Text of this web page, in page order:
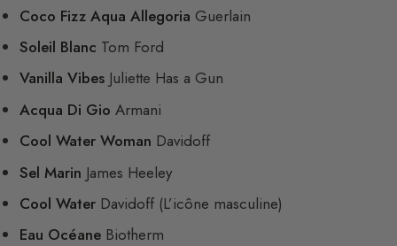
Coco Fizz Aqua Allegoria Guerlain
Soleil Blanc Tom Ford
Vanilla Vibes Juliette Has a Gun
Acqua Di Gio Armani
Cool Water Woman Davidoff
Sel Marin James Heeley
Cool Water Davidoff (L’icône masculine)
Eau Océane Biotherm